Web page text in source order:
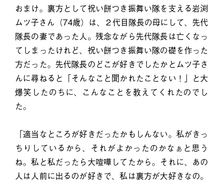
おまけ。裏方として祝い餅つき振舞い隊を支える岩渕
ムツ子さん（74歳）は、２代目隊長の母にして、先代
隊長の妻であった人。残念ながら先代隊長は亡くなっ
てしまったけれど、祝い餅つき振舞い隊の礎を作った
方だった。先代隊長のどこが好きでしたかとムツ子さ
んに尋ねると「そんなこと聞かれたことない！」と大
爆笑したのちに、こんなことを教えてくれたのでし
た。
「適当なところが好きだったかもしんない。私がきっ
ちりしているから、それがよかったのかなぁと思う
ね。私と私だったら大喧嘩してたから。それに、あの
人は人前に出るのが好きで、私は裏方が大好きなの。